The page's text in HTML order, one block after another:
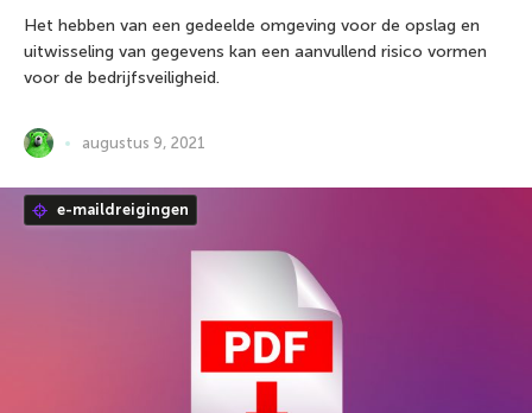
Het hebben van een gedeelde omgeving voor de opslag en
uitwisseling van gegevens kan een aanvullend risico vormen
voor de bedrijfsveiligheid.
augustus 9, 2021
e-maildreigingen